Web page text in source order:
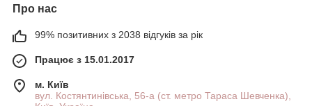
Про нас
99% позитивних з 2038 відгуків за рік
Працює з 15.01.2017
м. Київ
вул. Костянтинівська, 56-а (ст. метро Тараса Шевченка),